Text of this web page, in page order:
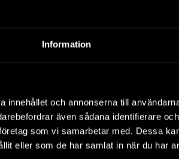
Information
innehållet och annonserna till
även sådana identifierare
som vi samarbetar med. Dessa
eller som de har samlat in när du har
och i den västra delen har vi påträffat
golvnivån har det dessutom
I återfyllnaden av grophuset